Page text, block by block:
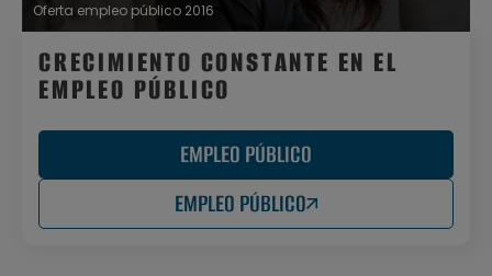
Oferta empleo público 2016
CRECIMIENTO CONSTANTE EN EL
EMPLEO PÚBLICO
EMPLEO PÚBLICO
EMPLEO PÚBLICO